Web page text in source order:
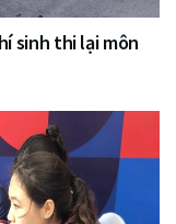
sinh thi lại môn